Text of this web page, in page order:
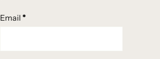
Email *